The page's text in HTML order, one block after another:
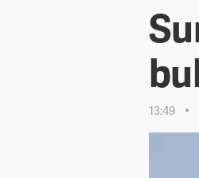
13:49